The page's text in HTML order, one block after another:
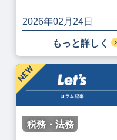
2026年02月24日
もっと詳しく
税務・法務